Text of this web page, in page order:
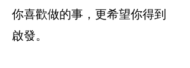
你喜歡做的事，更希望你得到
啟發。